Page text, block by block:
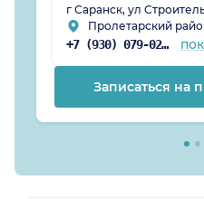
г Саранск, ул
Пролетарский
+7 (930) 079-02-80
Записаться на